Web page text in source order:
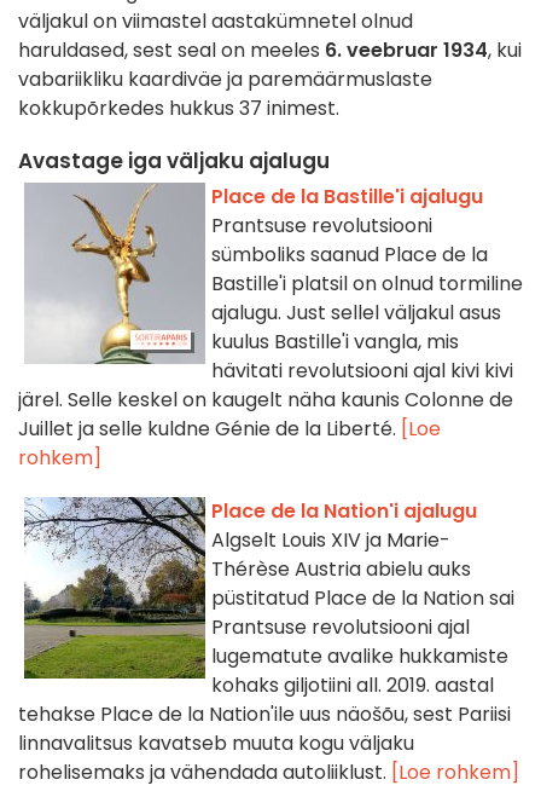
väljakul on viimastel aastakümnetel olnud
haruldased, sest seal on meeles 6. veebruar 1934, kui
vabariikliku kaardiväe ja paremäärmuslaste
kokkupõrkedes hukkus 37 inimest.
Avastage iga väljaku ajalugu
Place de la Bastille'i ajalugu
Prantsuse revolutsiooni
sümboliks saanud Place de la
Bastille'i platsil on olnud tormiline
ajalugu. Just sellel väljakul asus
kuulus Bastille'i vangla, mis
hävitati revolutsiooni ajal kivi kivi
järel. Selle keskel on kaugelt näha kaunis Colonne de
Juillet ja selle kuldne Génie de la Liberté. [Loe
rohkem]
Place de la Nation'i ajalugu
Algselt Louis XIV ja Marie-
Thérèse Austria abielu auks
püstitatud Place de la Nation sai
Prantsuse revolutsiooni ajal
lugematute avalike hukkamiste
kohaks giljotiini all. 2019. aastal
tehakse Place de la Nation'ile uus näošõu, sest Pariisi
linnavalitsus kavatseb muuta kogu väljaku
rohelisemaks ja vähendada autoliiklust. [Loe rohkem]